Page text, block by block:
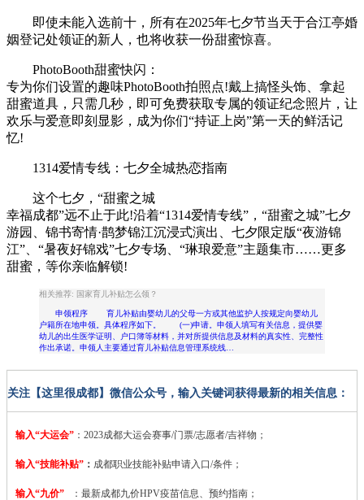
即使未能入选前十，所有在2025年七夕节当天于合江亭婚
姻登记处领证的新人，也将收获一份甜蜜惊喜。
PhotoBooth甜蜜快闪：
专为你们设置的趣味PhotoBooth拍照点!戴上搞怪头饰、拿起
甜蜜道具，只需几秒，即可免费获取专属的领证纪念照片，让
欢乐与爱意即刻显影，成为你们“持证上岗”第一天的鲜活记
忆!
1314爱情专线：七夕全城热恋指南
这个七夕，“甜蜜之城
幸福成都”远不止于此!沿着“1314爱情专线”，“甜蜜之城”七夕
游园、锦书寄情·鹊梦锦江沉浸式演出、七夕限定版“夜游锦
江”、“暑夜好锦戏”七夕专场、“琳琅爱意”主题集市……更多
甜蜜，等你亲临解锁!
相关推荐: 国家育儿补贴怎么领？
申领程序 育儿补贴由婴幼儿的父母一方或其他监护人按规定向婴幼儿
户籍所在地申领。具体程序如下。 (一)申请。申领人填写有关信息，提供婴
幼儿的出生医学证明、户口簿等材料，并对所提供信息及材料的真实性、完整性
作出承诺。申领人主要通过育儿补贴信息管理系统线…
关注【这里很成都】微信公众号，输入关键词获得最新的相关信息：
输入“大运会” ：2023成都大运会赛事/门票/志愿者/吉祥物；
输入“技能补贴” ： 成都职业技能补贴申请入口/条件；
输入“九价” ：最新成都九价HPV疫苗信息、预约指南；